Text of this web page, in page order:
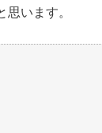
います。